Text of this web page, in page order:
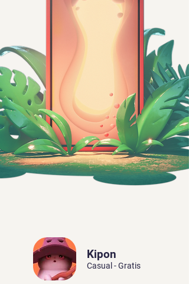
Kipon
Casual - Gratis